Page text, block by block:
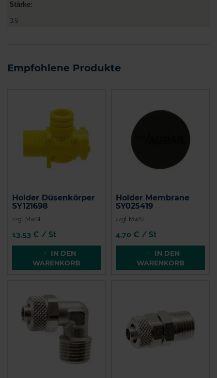
Stärke
3,5
Empfohlene Produkte
Holder Düsenkörper
SY121698
zzgl. MwSt.
13,53 € / St
IN DEN
WARENKORB
Holder Membrane
SY025419
zzgl. MwSt.
4,70 € / St
IN DEN
WARENKORB